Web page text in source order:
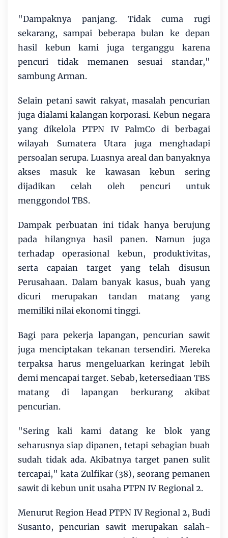
"Dampaknya panjang. Tidak cuma rugi
sekarang, sampai beberapa bulan ke depan
hasil kebun kami juga terganggu karena
pencuri tidak memanen sesuai standar,"
sambung Arman.
Selain petani sawit rakyat, masalah pencurian
juga dialami kalangan korporasi. Kebun negara
yang dikelola PTPN IV PalmCo di berbagai
wilayah Sumatera Utara juga menghadapi
persoalan serupa. Luasnya areal dan banyaknya
akses masuk ke kawasan kebun sering
dijadikan celah oleh pencuri untuk
menggondol TBS.
Dampak perbuatan ini tidak hanya berujung
pada hilangnya hasil panen. Namun juga
terhadap operasional kebun, produktivitas,
serta capaian target yang telah disusun
Perusahaan. Dalam banyak kasus, buah yang
dicuri merupakan tandan matang yang
memiliki nilai ekonomi tinggi.
Bagi para pekerja lapangan, pencurian sawit
juga menciptakan tekanan tersendiri. Mereka
terpaksa harus mengeluarkan keringat lebih
demi mencapai target. Sebab, ketersediaan TBS
matang di lapangan berkurang akibat
pencurian.
"Sering kali kami datang ke blok yang
seharusnya siap dipanen, tetapi sebagian buah
sudah tidak ada. Akibatnya target panen sulit
tercapai," kata Zulfikar (38), seorang pemanen
sawit di kebun unit usaha PTPN IV Regional 2.
Menurut Region Head PTPN IV Regional 2, Budi
Susanto, pencurian sawit merupakan salah-